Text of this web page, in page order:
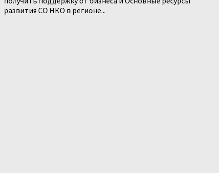
развития СО НКО в регионе...